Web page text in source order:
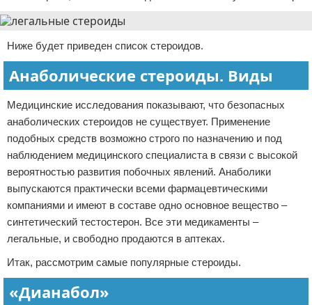
Ниже будет приведен список стероидов.
Анаболические стероиды. Виды
Медицинские исследования показывают, что безопасных
анаболических стероидов не существует. Применение
подобных средств возможно строго по назначению и под
наблюдением медицинского специалиста в связи с высокой
вероятностью развития побочных явлений. Анаболики
выпускаются практически всеми фармацевтическими
компаниями и имеют в составе одно основное вещество –
синтетический тестостерон. Все эти медикаменты –
легальные, и свободно продаются в аптеках.
Итак, рассмотрим самые популярные стероиды.
«Дианабол»